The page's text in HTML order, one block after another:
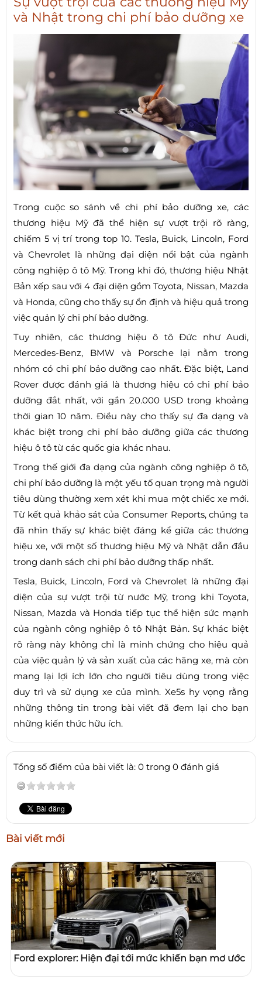
và Nhật trong chi phí bảo dưỡng xe
Trong cuộc so sánh về chi phí bảo dưỡng xe, các
thương hiệu Mỹ đã thể hiện sự vượt trội rõ ràng,
chiếm 5 vị trí trong top 10. Tesla, Buick, Lincoln, Ford
và Chevrolet là những đại diện nổi bật của ngành
công nghiệp ô tô Mỹ. Trong khi đó, thương hiệu Nhật
Bản xếp sau với 4 đại diện gồm Toyota, Nissan, Mazda
và Honda, cũng cho thấy sự ổn định và hiệu quả trong
việc quản lý chi phí bảo dưỡng.
Tuy nhiên, các thương hiệu ô tô Đức như Audi,
Mercedes-Benz, BMW và Porsche lại nằm trong
nhóm có chi phí bảo dưỡng cao nhất. Đặc biệt, Land
Rover được đánh giá là thương hiệu có chi phí bảo
dưỡng đắt nhất, với gần 20.000 USD trong khoảng
thời gian 10 năm. Điều này cho thấy sự đa dạng và
khác biệt trong chi phí bảo dưỡng giữa các thương
hiệu ô tô từ các quốc gia khác nhau.
Trong thế giới đa dạng của ngành công nghiệp ô tô,
chi phí bảo dưỡng là một yếu tố quan trọng mà người
tiêu dùng thường xem xét khi mua một chiếc xe mới.
Từ kết quả khảo sát của Consumer Reports, chúng ta
đã nhìn thấy sự khác biệt đáng kể giữa các thương
hiệu xe, với một số thương hiệu Mỹ và Nhật dẫn đầu
trong danh sách chi phí bảo dưỡng thấp nhất.
Tesla, Buick, Lincoln, Ford và Chevrolet là những đại
diện của sự vượt trội từ nước Mỹ, trong khi Toyota,
Nissan, Mazda và Honda tiếp tục thể hiện sức mạnh
của ngành công nghiệp ô tô Nhật Bản. Sự khác biệt
rõ ràng này không chỉ là minh chứng cho hiệu quả
của việc quản lý và sản xuất của các hãng xe, mà còn
mang lại lợi ích lớn cho người tiêu dùng trong việc
duy trì và sử dụng xe của mình. Xe5s hy vọng rằng
những thông tin trong bài viết đã đem lại cho bạn
những kiến thức hữu ích.
Tổng số điểm của bài viết là: 0 trong 0 đánh giá
Bài viết mới
Ford explorer: Hiện đại tới mức khiến bạn mơ ước